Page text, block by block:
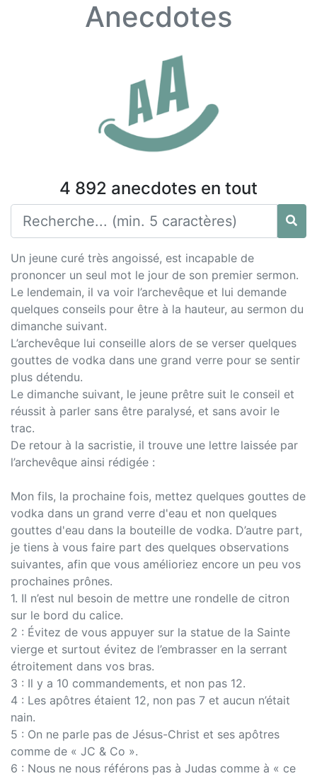
Anecdotes
4 892 anecdotes en tout
Un jeune curé très angoissé, est incapable de
prononcer un seul mot le jour de son premier sermon.
Le lendemain, il va voir l’archevêque et lui demande
quelques conseils pour être à la hauteur, au sermon du
dimanche suivant.
L’archevêque lui conseille alors de se verser quelques
gouttes de vodka dans une grand verre pour se sentir
plus détendu.
Le dimanche suivant, le jeune prêtre suit le conseil et
réussit à parler sans être paralysé, et sans avoir le
trac.
De retour à la sacristie, il trouve une lettre laissée par
l’archevêque ainsi rédigée :
Mon fils, la prochaine fois, mettez quelques gouttes de
vodka dans un grand verre d'eau et non quelques
gouttes d'eau dans la bouteille de vodka. D’autre part,
je tiens à vous faire part des quelques observations
suivantes, afin que vous amélioriez encore un peu vos
prochaines prônes.
1. Il n’est nul besoin de mettre une rondelle de citron
sur le bord du calice.
2 : Évitez de vous appuyer sur la statue de la Sainte
vierge et surtout évitez de l’embrasser en la serrant
étroitement dans vos bras.
3 : Il y a 10 commandements, et non pas 12.
4 : Les apôtres étaient 12, non pas 7 et aucun n’était
nain.
5 : On ne parle pas de Jésus-Christ et ses apôtres
comme de « JC & Co ».
6 : Nous ne nous référons pas à Judas comme à « ce